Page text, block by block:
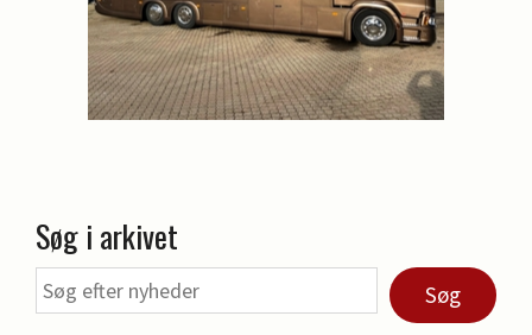
Søg i arkivet
Søg